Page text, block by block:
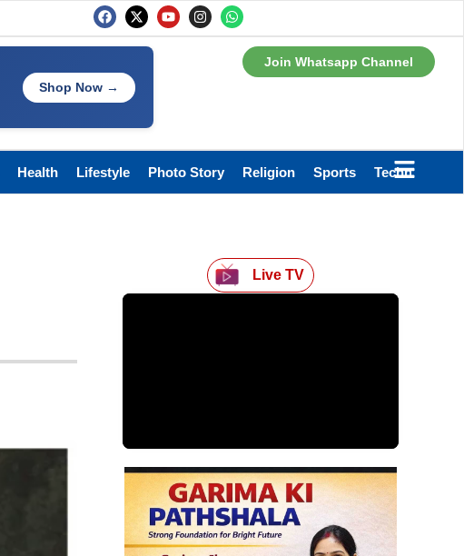
Shop Now →
Join Whatsapp Channel
Health Lifestyle Photo Story Religion Sports Technology
Live TV